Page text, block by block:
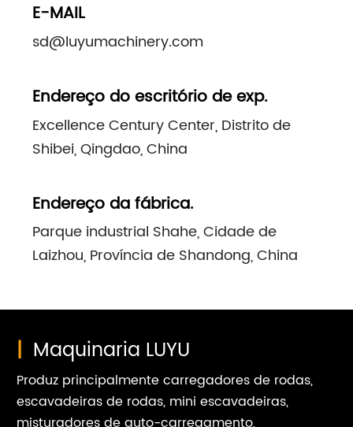
E-MAIL
sd@luyumachinery.com
Endereço do escritório de exp.
Excellence Century Center, Distrito de
Shibei, Qingdao, China
Endereço da fábrica.
Parque industrial Shahe, Cidade de
Laizhou, Província de Shandong, China
| Maquinaria LUYU
Produz principalmente carregadores de rodas,
escavadeiras de rodas, mini escavadeiras,
misturadores de auto-carregamento,